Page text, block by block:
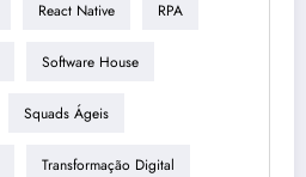
React Native RPA
Software House
Squads Ágeis
Transformação Digital